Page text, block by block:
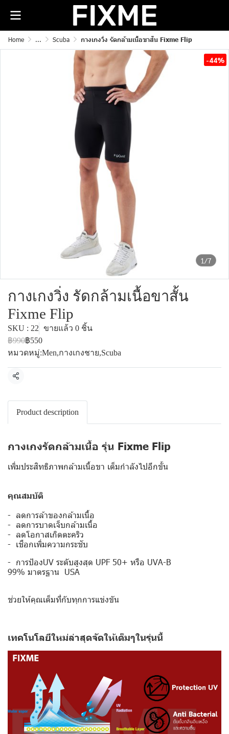
Home ... Scuba กางเกงวิ่ง รัดกล้ามเนื้อขาสั้น Fixme Flip
1/7
-44%
กางเกงวิ่ง รัดกล้ามเนื้อขาสั้น
Fixme Flip
SKU : 22 ขายแล้ว 0 ชิ้น
฿990฿550
หมวดหมู่:Men,กางเกงชาย,Scuba
แชร์
Product description
กางเกงรัดกล้ามเนื้อ รุ่น Fixme Flip
เพิ่มประสิทธิภาพกล้ามเนื้อขา เต็มกำลังไปอีกขั้น
คุณสมบัติ
- ลดการล้าของกล้ามเนื้อ‬
‪‎- ลดการบาดเจ็บ‬กล้ามเนื้อ
- ลดโอกาสเกิดตะคริว‬
- เชือกเพิ่มความกระชับ
- การป้องUV ระดับสูงสุด UPF 50+ หรือ UVA-B
99% มาตรฐาน USA
ช่วยให้คุณเต็มที่กับทุกการแข่งขัน
เทคโนโลยีใหม่ล่าสุดจัดให้เต็มๆในรุ่นนี้